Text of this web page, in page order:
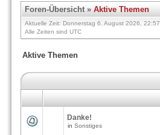
Foren-Übersicht» Aktive Themen
Aktuelle Zeit: Donnerstag 6. August 2026, 22:57
Alle Zeiten sind UTC
Aktive Themen
Danke!
in Sonstiges